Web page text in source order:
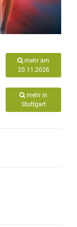
mehr am
20.11.2026
mehr in
Stuttgart